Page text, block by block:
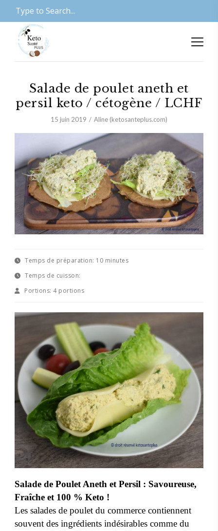
Salade de poulet aneth et
persil keto / cétogène / LCHF
15 juin 2019 Aline (ketosanteplus.com)
Temps de préparation: 10 minutes
Temps de cuisson:
Portions: 4 portions
Salade de Poulet Aneth et Persil : Savoureuse,
Fraîche et 100 % Keto !
Les salades de poulet du commerce contiennent
souvent des ingrédients indésirables comme du